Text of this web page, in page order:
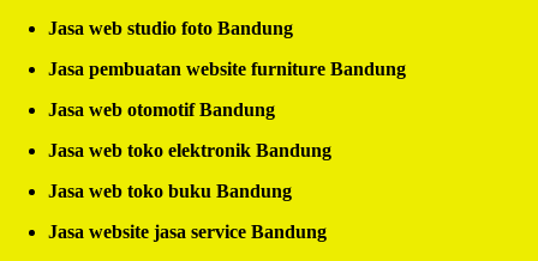
Jasa web studio foto Bandung
Jasa pembuatan website furniture Bandung
Jasa web otomotif Bandung
Jasa web toko elektronik Bandung
Jasa web toko buku Bandung
Jasa website jasa service Bandung